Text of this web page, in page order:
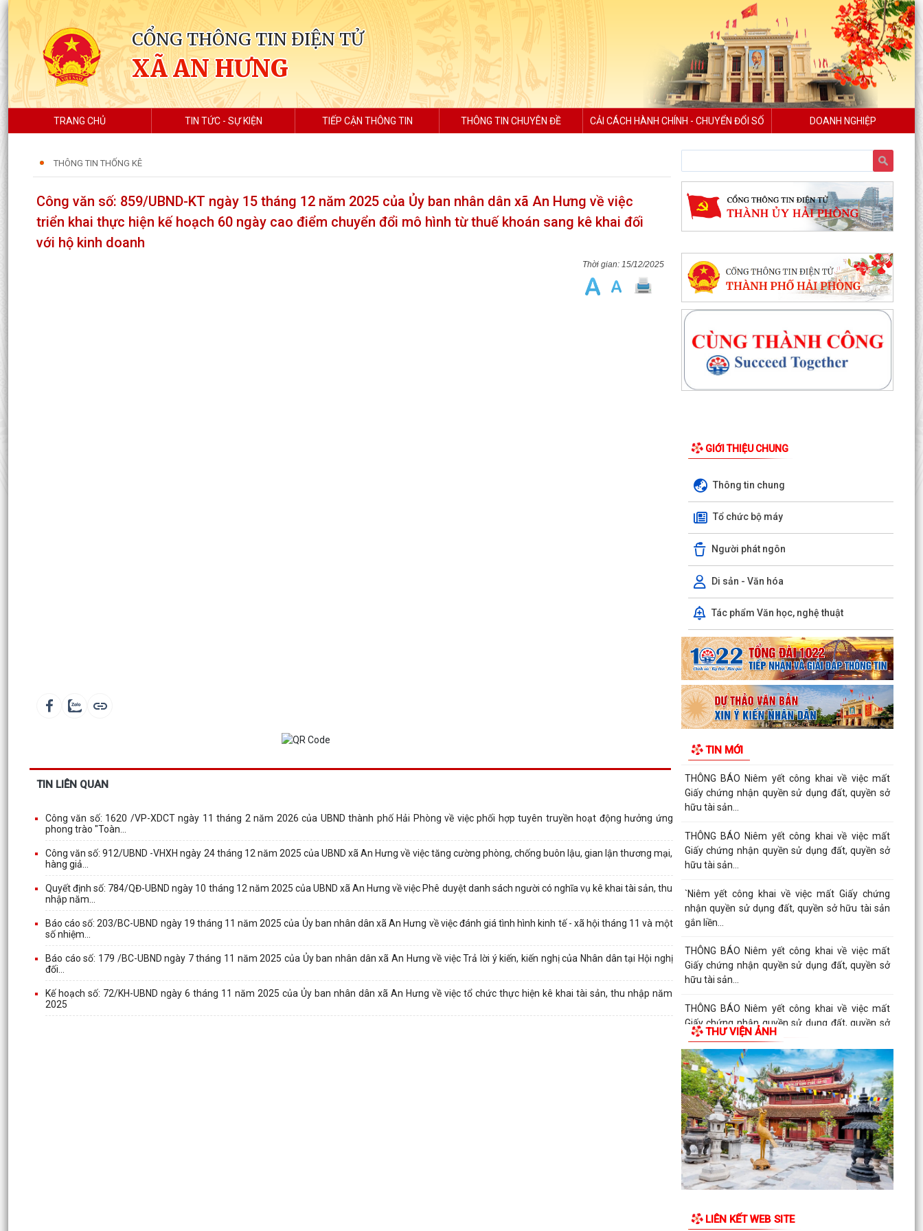
CỔNG THÔNG TIN ĐIỆN TỬ
XÃ AN HƯNG
TRANG CHỦ TIN TỨC - SỰ KIỆN TIẾP CẬN THÔNG TIN THÔNG TIN CHUYÊN ĐỀ CẢI CÁCH HÀNH CHÍNH - CHUYỂN ĐỔI SỐ DOANH NGHIỆP
THÔNG TIN THỐNG KÊ
Công văn số: 859/UBND-KT ngày 15 tháng 12 năm 2025 của Ủy ban nhân dân xã An Hưng về việc
triển khai thực hiện kế hoạch 60 ngày cao điểm chuyển đổi mô hình từ thuế khoán sang kê khai đối
với hộ kinh doanh
15/12/2025
TIN LIÊN QUAN
Công văn số: 1620 /VP-XDCT ngày 11 tháng 2 năm 2026 của UBND thành phố Hải Phòng về việc phối hợp tuyên truyền hoạt động hưởng ứng
phong trào "Toàn...
Công văn số: 912/UBND -VHXH ngày 24 tháng 12 năm 2025 của UBND xã An Hưng về việc tăng cường phòng, chống buôn lậu, gian lận thương mại,
hàng giả...
Quyết định số: 784/QĐ-UBND ngày 10 tháng 12 năm 2025 của UBND xã An Hưng về việc Phê duyệt danh sách người có nghĩa vụ kê khai tài sản, thu
nhập năm...
Báo cáo số: 203/BC-UBND ngày 19 tháng 11 năm 2025 của Ủy ban nhân dân xã An Hưng về việc đánh giá tình hình kinh tế - xã hội tháng 11 và một
số nhiệm...
Báo cáo số: 179 /BC-UBND ngày 7 tháng 11 năm 2025 của Ủy ban nhân dân xã An Hưng về việc Trả lời ý kiến, kiến nghị của Nhân dân tại Hội nghị
đối...
Kế hoạch số: 72/KH-UBND ngày 6 tháng 11 năm 2025 của Ủy ban nhân dân xã An Hưng về việc tổ chức thực hiện kê khai tài sản, thu nhập năm
2025
GIỚI THIỆU CHUNG
Thông tin chung
Tổ chức bộ máy
Người phát ngôn
Di sản - Văn hóa
Tác phẩm Văn học, nghệ thuật
TIN MỚI
Công văn số 163-CV/BXDĐĐU ngày 06/8/2026
của Ban Xây dựng Đảng Đảng ủy xã An Hưng về
việc điều...
Kế hoạch số 197/KH-UBND ngày 06/8/2026 của
UBND xã An Hưng về việc triển khai hoạt động
chăm sóc...
Công văn số 1487/UBND-VHXH ngày
06/8/2026 của UBND xã An Hưng về việc tăng
cường công tác truyền...
THÔNG BÁO Niêm yết công khai về việc mất
Giấy chứng nhận quyền sử dụng đất, quyền sở
hữu tài sản...
Thông báo Niêm yết công khai về việc mất Giấy
tài sản...
THÔNG BÁO Niêm yết công khai về việc mất
Giấy chứng nhận quyền sử dụng đất, quyền sở
hữu tài sản...
THÔNG BÁO Niêm yết công khai về việc mất
Giấy chứng nhận quyền sử dụng đất, quyền sở
hữu tài sản...
`Niêm yết công khai về việc mất Giấy chứng
nhận quyền sử dụng đất, quyền sở hữu tài sản
gắn liền...
THÔNG BÁO Niêm yết công khai về việc mất
Giấy chứng nhận quyền sử dụng đất, quyền sở
hữu tài sản...
THÔNG BÁO Niêm yết công khai về việc mất
Giấy chứng nhận quyền sử dụng đất, quyền sở
hữu tài sản...
THÔNG BÁO Niêm yết công khai về việc mất
Giấy chứng nhận quyền sử dụng đất, quyền sở
hữu tài sản...
Công văn số 2968/QLD-MP ngày 31/7/2026
của Cục quản lý Dược - Bộ Y tế về việc đình chỉ
lưu hành,...
Công văn v/v đình chỉ lưu hành, thu hồi và tiêu
Công văn v/v thực hiện liên thông dữ liệu khám
THƯ VIỆN ẢNH
LIÊN KẾT WEB SITE